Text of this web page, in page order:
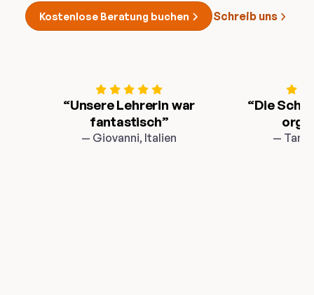
Kostenlose Beratung buchen Schreib uns
“Unsere Lehrerin war
fantastisch”
— Giovanni, Italien
“Die
—